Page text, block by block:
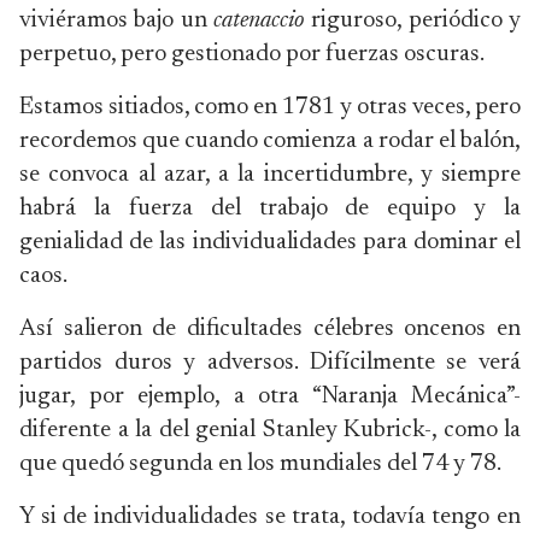
viviéramos bajo un catenaccio riguroso, periódico y
perpetuo, pero gestionado por fuerzas oscuras.
Estamos sitiados, como en 1781 y otras veces, pero
recordemos que cuando comienza a rodar el balón,
se convoca al azar, a la incertidumbre, y siempre
habrá la fuerza del trabajo de equipo y la
genialidad de las individualidades para dominar el
caos.
Así salieron de dificultades célebres oncenos en
partidos duros y adversos. Difícilmente se verá
jugar, por ejemplo, a otra “Naranja Mecánica”-
diferente a la del genial Stanley Kubrick-, como la
que quedó segunda en los mundiales del 74 y 78.
Y si de individualidades se trata, todavía tengo en